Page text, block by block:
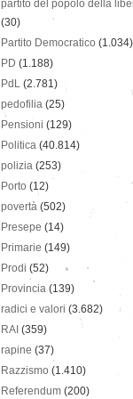
partito del popolo della
(30)
Partito Democratico (1.034)
PD (1.188)
PdL (2.781)
pedofilia (25)
Pensioni (129)
Politica (40.814)
polizia (253)
Porto (12)
povertà (502)
Presepe (14)
Primarie (149)
Prodi (52)
Provincia (139)
radici e valori (3.682)
RAI (359)
rapine (37)
Razzismo (1.410)
Referendum (200)